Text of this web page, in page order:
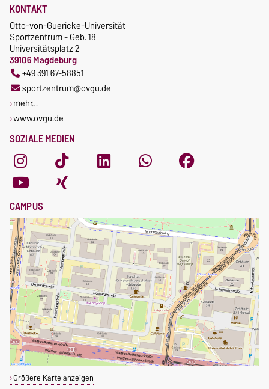
SOZIALE MEDIEN
KONTAKT
Otto-von-Guericke-Universität
Sportzentrum - Geb. 18
Universitätsplatz 2
39106 Magdeburg
+49 391 67-58851
sportzentrum@ovgu.de
mehr…
www.ovgu.de
CAMPUS
Größere Karte anzeigen